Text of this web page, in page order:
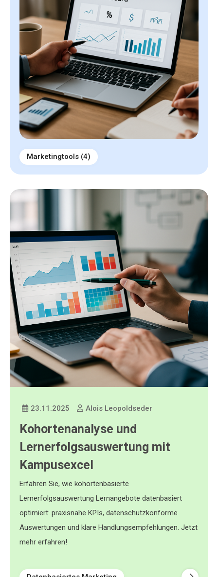
Marketingtools (4)
23.11.2025 Alois Leopoldseder
Kohortenanalyse und
Lernerfolgsauswertung mit
Kampusexcel
Erfahren Sie, wie kohortenbasierte
Lernerfolgsauswertung Lernangebote datenbasiert
optimiert: praxisnahe KPIs, datenschutzkonforme
Auswertungen und klare Handlungsempfehlungen. Jetzt
mehr erfahren!